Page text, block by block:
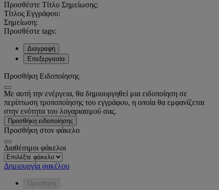
Προσθέστε Τίτλο Σημείωσης:
Τίτλος Εγγράφου:
Σημείωση:
Προσθέστε tags:
Διαγραφή
Επεξεργασία
Προσθήκη Ειδοποίησης
Με αυτή την ενέργεια, θα δημιουργηθεί μια ειδοποίηση σε
περίπτωση τροποποίησης του εγγράφου, η οποία θα εμφανίζεται
στην ενότητα του λογαριασμού σας.
Προσθήκη ειδοποίησης
Προσθήκη στον φάκελο
Διαθέσιμοι φάκελοι
Δημιουργία φακέλου
Προσθήκη